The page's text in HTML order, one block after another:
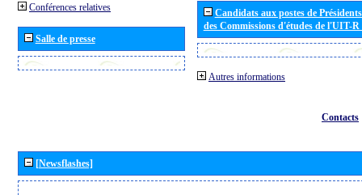
Conférences relatives
Salle de presse
Candidats aux postes de
des Commissions d'études de l'UIT-
Autres informations
Contacts
[Newsflashes]